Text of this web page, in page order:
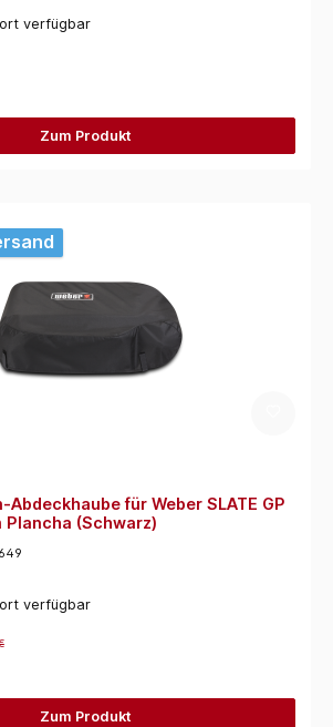
verfügbar
Zum Produkt
Abdeckhaube für Weber SLATE GP
(Schwarz)
verfügbar
Zum Produkt